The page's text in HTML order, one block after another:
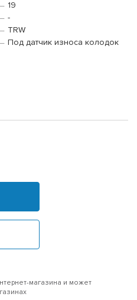
19
-
TRW
Под датчик износа колодок
магазина и может